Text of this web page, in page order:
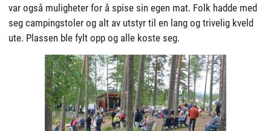
var også muligheter for å spise sin egen mat. Folk hadde med
seg campingstoler og alt av utstyr til en lang og trivelig kveld
ute. Plassen ble fylt opp og alle koste seg.